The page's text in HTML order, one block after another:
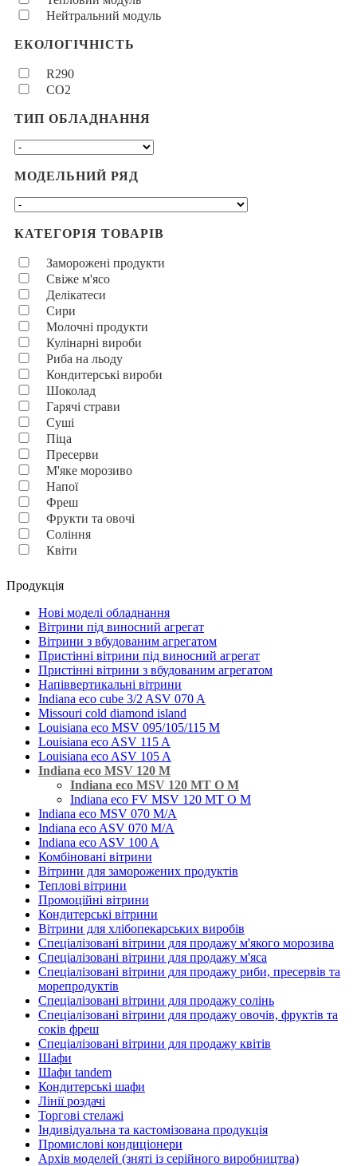
Нейтральний модуль
ЕКОЛОГІЧНІСТЬ
R290
CO2
ТИП ОБЛАДНАННЯ
МОДЕЛЬНИЙ РЯД
КАТЕГОРІЯ ТОВАРІВ
Заморожені продукти
Свіже м'ясо
Делікатеси
Сири
Молочні продукти
Кулінарні вироби
Риба на льоду
Кондитерські вироби
Шоколад
Гарячі страви
Суші
Піца
Пресерви
М'яке морозиво
Напої
Фреш
Фрукти та овочі
Соління
Квіти
Продукція
Нові моделі обладнання
Вітрини під виносний агрегат
Вітрини з вбудованим агрегатом
Пристінні вітрини під виносний агрегат
Пристінні вітрини з вбудованим агрегатом
Напіввертикальні вітрини
Indiana eco cube 3/2 ASV 070 A
Missouri cold diamond island
Louisiana eco MSV 095/105/115 M
Louisiana eco ASV 115 A
Louisiana eco ASV 105 A
Indiana eco MSV 120 M
Indiana eco MSV 120 MT O M
Indiana eco FV MSV 120 MT O M
Indiana eco MSV 070 M/A
Indiana eco ASV 070 M/A
Indiana eco ASV 100 A
Комбіновані вітрини
Вітрини для заморожених продуктів
Теплові вітрини
Промоційні вітрини
Кондитерські вітрини
Вітрини для хлібопекарських виробів
Спеціалізовані вітрини для продажу м'якого морозива
Спеціалізовані вітрини для продажу м'яса
Спеціалізовані вітрини для продажу риби, пресервів та
морепродуктів
Спеціалізовані вітрини для продажу солінь
Спеціалізовані вітрини для продажу овочів, фруктів та
соків фреш
Спеціалізовані вітрини для продажу квітів
Шафи
Шафи tandem
Кондитерські шафи
Лінії роздачі
Торгові стелажі
Індивідуальна та кастомізована продукція
Промислові кондиціонери
Архів моделей (зняті із серійного виробництва)